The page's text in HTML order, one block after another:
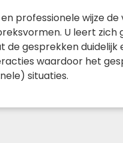
professionele wijze
U leert
gesprekken
waardoor het
situaties.